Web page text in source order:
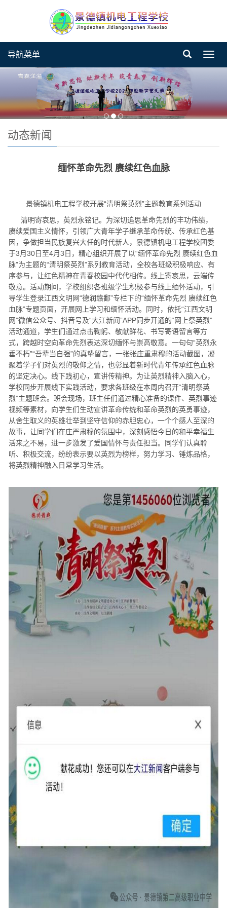
导航菜单
动态新闻
缅怀革命先烈 赓续红色血脉
景德镇机电工程学校开展“清明祭英烈”主题教育系列活动
清明寄哀思，英烈永铭记。为深切追思革命先烈的丰功伟绩，
赓续爱国主义情怀，引领广大青年学子继承革命传统、传承红色基
因，争做担当民族复兴大任的时代新人，景德镇机电工程学校团委
于3月30日至4月3日，精心组织开展了以“缅怀革命先烈 赓续红色血
脉”为主题的“清明祭英烈”系列教育活动，全校各班级积极响应、有
序参与，让红色精神在青春校园中代代相传。线上寄哀思，云端传
敬意。活动期间，学校组织各班级学生积极参与线上缅怀活动，引
导学生登录江西文明网“德润赣鄱”专栏下的“缅怀革命先烈 赓续红色
血脉”专题页面，开展网上学习和缅怀活动。同时，依托“江西文明
网”微信公众号、抖音号及“大江新闻”APP同步开通的“网上祭英烈”
活动通道，学生们通过点击鞠躬、敬献鲜花、书写寄语留言等方
式，跨越时空向革命先烈表达深切缅怀与崇高敬意。一句句“英烈永
垂不朽”“吾辈当自强”的真挚留言，一张张庄重肃穆的活动截图，凝
聚着学子们对英烈的敬仰之情，也彰显着新时代青年传承红色血脉
的坚定决心。线下践初心，宣讲传精神。为让英烈精神入脑入心，
学校同步开展线下实践活动，要求各班级在本周内召开“清明祭英
烈”主题班会。班会现场，班主任们通过精心准备的课件、英烈事迹
视频等素材，向学生们生动宣讲革命传统和革命英烈的英勇事迹，
从舍生取义的英雄壮举到坚守信仰的赤胆忠心，一个个感人至深的
故事，让同学们在庄严肃穆的氛围中，深刻感悟今日的和平幸福生
活来之不易，进一步激发了爱国情怀与责任担当。同学们认真聆
听、积极交流，纷纷表示要以英烈为榜样，努力学习、锤炼品格，
将英烈精神融入日常学习生活。